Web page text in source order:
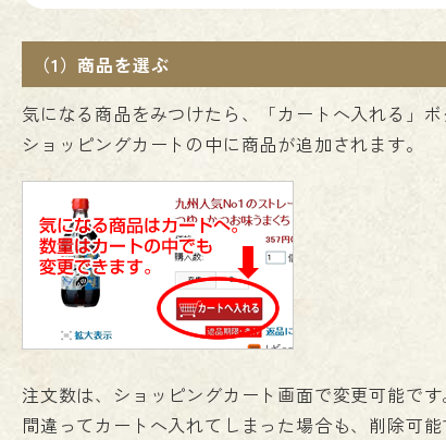
（1）商品を選ぶ
気になる商品をみつけたら、「カートへ入れる」ボ
ショッピングカートの中に商品が追加されます。
注文数は、ショッピングカート画面で変更可能です
間違ってカートへ入れてしまった場合も、削除可